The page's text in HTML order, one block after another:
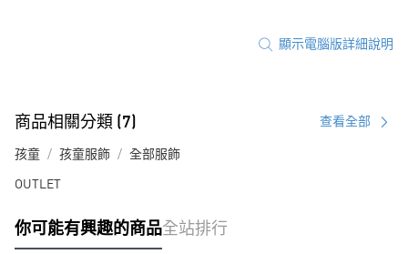
顯示電腦版詳細說明
商品相關分類 (7) 查看全部
孩童 孩童服飾 全部服飾
OUTLET
你可能有興趣的商品全站排行